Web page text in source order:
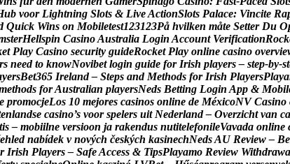
ub voor Lightning Slots & LiveActionSlots Palace: Vincite Ra
Quick Wins on Mobiletest123123På hvilken måte Setter Du O
sterHellspin CasinoAustralia Login Account VerificationRock
et Play Casino security guideRocket Play online casino overvie
rs need to knowNovibet login guide for Irish players – step‑by‑st
yersBet365 Ireland – Steps and Methods for Irish PlayersPlaya
ethods forAustralian playersNeds Betting Login App & Mobil
e promocjeLos 10 mejores casinos online de MéxicoNV Casino
enlandse casino’s voor spelers uit Nederland – Overzicht van ca
tis – mobiilne versioon ja rakendus nutitelefonileVavada online
ehled nabídek v nových českých kasinechNedsAU Review – Be
r Irish Players – SafeAccess & TipsPlayamo Review Withdrawa